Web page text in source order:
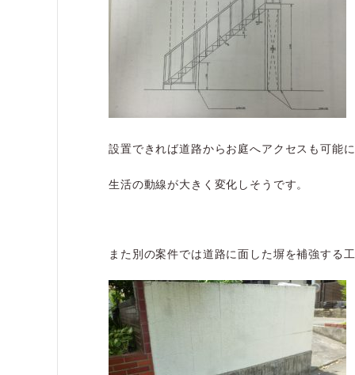
設置できれば道路からお庭へアクセスも可能に
生活の動線が大きく変化しそうです。
また別の案件では道路に面した塀を補強する工